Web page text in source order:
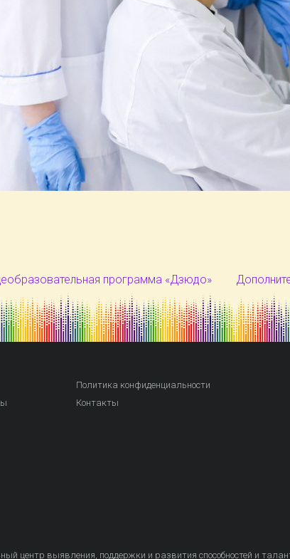
программа «Дзюдо»
Политика конфиденциальности
Контакты
центр выявления, поддержки и развития способностей и